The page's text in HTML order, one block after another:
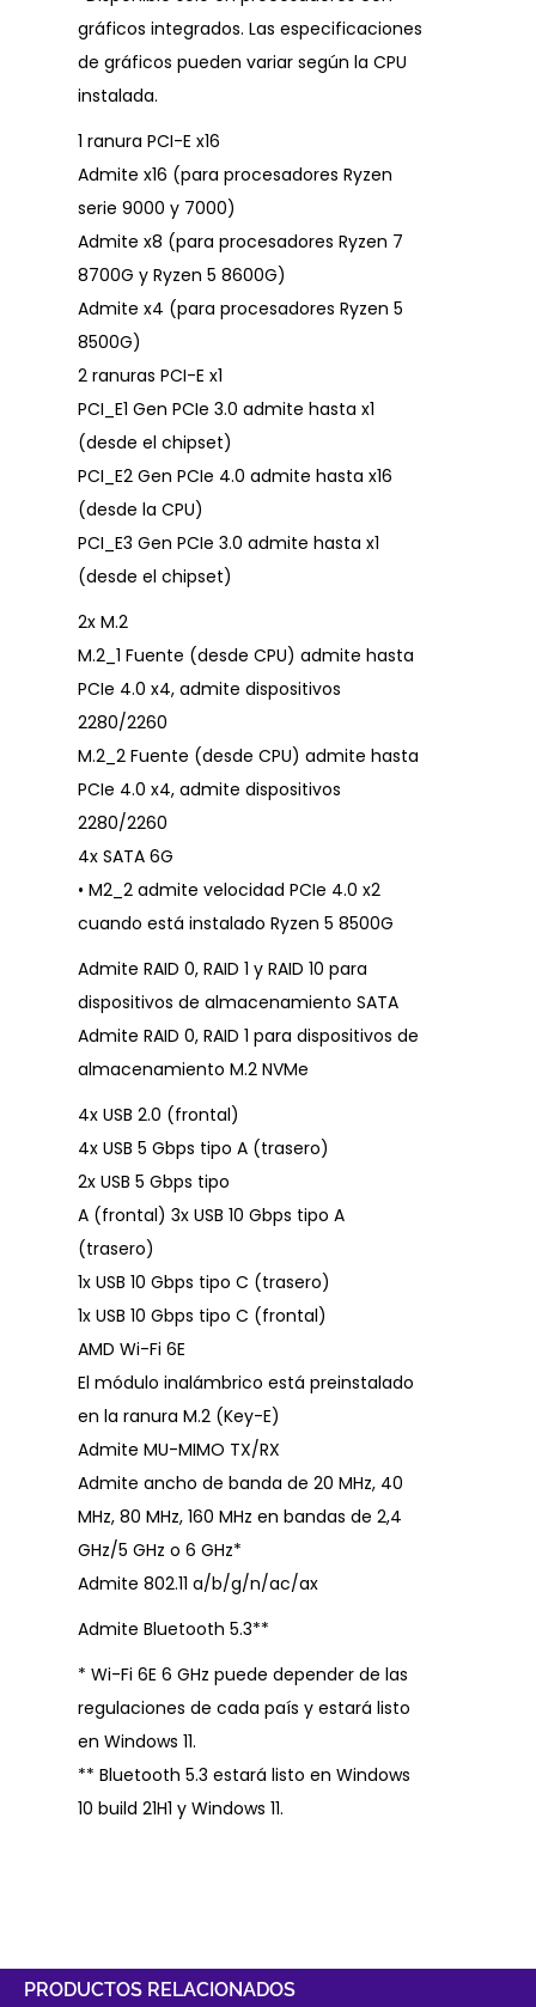
gráficos integrados. Las especificaciones
de gráficos pueden variar según la CPU
instalada.
1 ranura PCI-E x16
Admite x16 (para procesadores Ryzen
serie 9000 y 7000)
Admite x8 (para procesadores Ryzen 7
8700G y Ryzen 5 8600G)
Admite x4 (para procesadores Ryzen 5
8500G)
2 ranuras PCI-E x1
PCI_E1 Gen PCIe 3.0 admite hasta x1
(desde el chipset)
PCI_E2 Gen PCIe 4.0 admite hasta x16
(desde la CPU)
PCI_E3 Gen PCIe 3.0 admite hasta x1
(desde el chipset)
2x M.2
M.2_1 Fuente (desde CPU) admite hasta
PCIe 4.0 x4, admite dispositivos
2280/2260
M.2_2 Fuente (desde CPU) admite hasta
PCIe 4.0 x4, admite dispositivos
2280/2260
4x SATA 6G
• M2_2 admite velocidad PCIe 4.0 x2
cuando está instalado Ryzen 5 8500G
Admite RAID 0, RAID 1 y RAID 10 para
dispositivos de almacenamiento SATA
Admite RAID 0, RAID 1 para dispositivos de
almacenamiento M.2 NVMe
4x USB 2.0 (frontal)
4x USB 5 Gbps tipo A (trasero)
2x USB 5 Gbps tipo
A (frontal) 3x USB 10 Gbps tipo A
(trasero)
1x USB 10 Gbps tipo C (trasero)
1x USB 10 Gbps tipo C (frontal)
AMD Wi-Fi 6E
El módulo inalámbrico está preinstalado
en la ranura M.2 (Key-E)
Admite MU-MIMO TX/RX
Admite ancho de banda de 20 MHz, 40
MHz, 80 MHz, 160 MHz en bandas de 2,4
GHz/5 GHz o 6 GHz*
Admite 802.11 a/b/g/n/ac/ax
Admite Bluetooth 5.3**
* Wi-Fi 6E 6 GHz puede depender de las
regulaciones de cada país y estará listo
en Windows 11.
** Bluetooth 5.3 estará listo en Windows
10 build 21H1 y Windows 11.
PRODUCTOS RELACIONADOS